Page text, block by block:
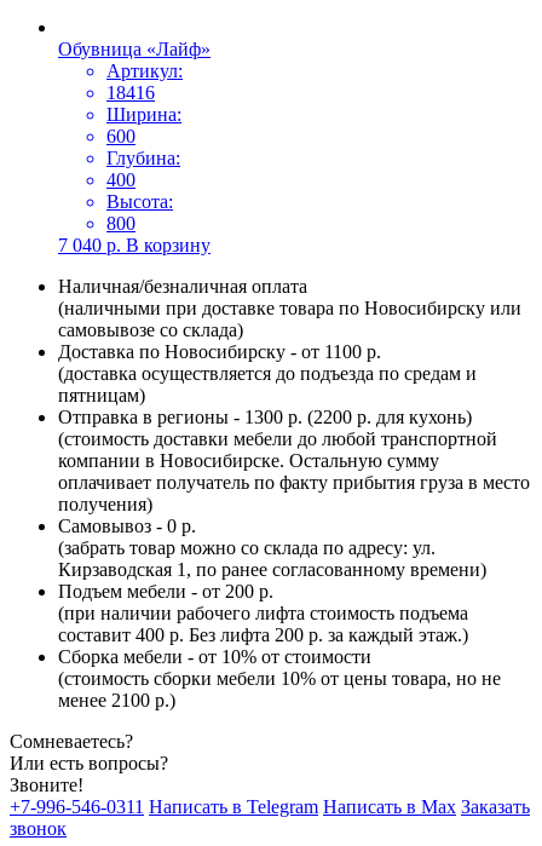
Обувница «Лайф»
Артикул:
18416
Ширина:
600
Глубина:
400
Высота:
800
7 040 р. В корзину
Наличная/безналичная оплата
(наличными при доставке товара по Новосибирску или
самовывозе со склада)
Доставка по Новосибирску - от 1100 р.
(доставка осуществляется до подъезда по средам и
пятницам)
Отправка в регионы - 1300 р. (2200 р. для кухонь)
(стоимость доставки мебели до любой транспортной
компании в Новосибирске. Остальную сумму
оплачивает получатель по факту прибытия груза в место
получения)
Самовывоз - 0 р.
(забрать товар можно со склада по адресу: ул.
Кирзаводская 1, по ранее согласованному времени)
Подъем мебели - от 200 р.
(при наличии рабочего лифта стоимость подъема
составит 400 р. Без лифта 200 р. за каждый этаж.)
Сборка мебели - от 10% от стоимости
(стоимость сборки мебели 10% от цены товара, но не
менее 2100 р.)
Сомневаетесь?
Или есть вопросы?
Звоните!
+7-996-546-0311 Написать в Telegram Написать в Max Заказать
звонок